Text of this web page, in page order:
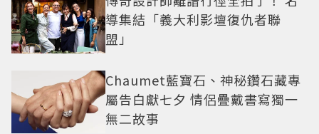
導集結「義大利影壇復仇者聯
盟」
Chaumet藍寶石、神秘鑽石藏專
屬告白獻七夕 情侶疊戴書寫獨一
無二故事